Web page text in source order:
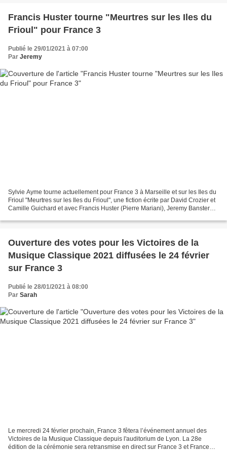
Francis Huster tourne "Meurtres sur les Iles du
Frioul" pour France 3
Publié le 29/01/2021 à 07:00
Par Jeremy
Sylvie Ayme tourne actuellement pour France 3 à Marseille et sur les Iles du
Frioul "Meurtres sur les Iles du Frioul", une fiction écrite par David Crozier et
Camille Guichard et avec Francis Huster (Pierre Mariani), Jeremy Banster
Ouverture des votes pour les Victoires de la
Musique Classique 2021 diffusées le 24 février
sur France 3
Publié le 28/01/2021 à 08:00
Par Sarah
Le mercredi 24 février prochain, France 3 fêtera l’événement annuel des
Victoires de la Musique Classique depuis l'auditorium de Lyon. La 28e
édition de la cérémonie sera retransmise en direct sur France 3 et France